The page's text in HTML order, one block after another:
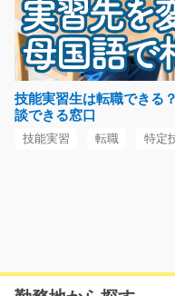
フォークリフトを使用
包された製品や部品…
長期（3ヶ月以上）
時給1300円
栃木県足利市
る高時給！とにかく…
技能実習生は転職できる
談できる窓口
技能実習 転職 特定